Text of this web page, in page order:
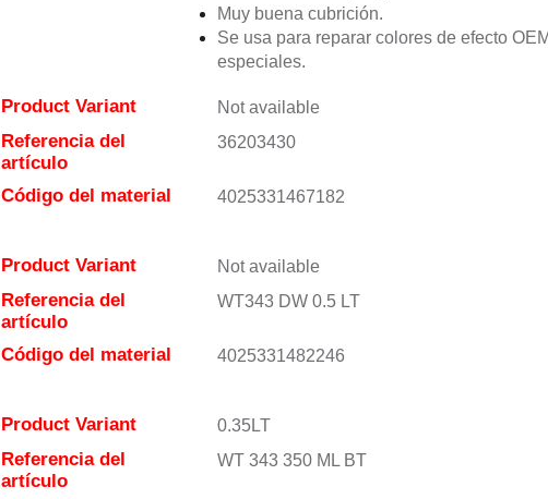
Muy buena cubrición.
Se usa para reparar colores de efecto OEM
especiales.
Product Variant Not available
Referencia del
artículo
36203430
Código del material 4025331467182
Product Variant Not available
Referencia del
artículo
WT343 DW 0.5 LT
Código del material 4025331482246
Product Variant 0.35LT
Referencia del
artículo
WT 343 350 ML BT